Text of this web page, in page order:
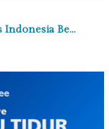
Indonesia Be…